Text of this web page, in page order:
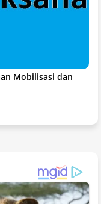
Mobilisasi dan